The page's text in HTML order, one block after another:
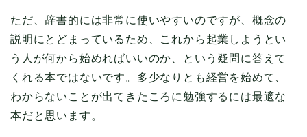
ただ、辞書的には非常に使いやすいのですが、概念の
説明にとどまっているため、これから起業しようとい
う人が何から始めればいいのか、という疑問に答えて
くれる本ではないです。多少なりとも経営を始めて、
わからないことが出てきたころに勉強するには最適な
本だと思います。